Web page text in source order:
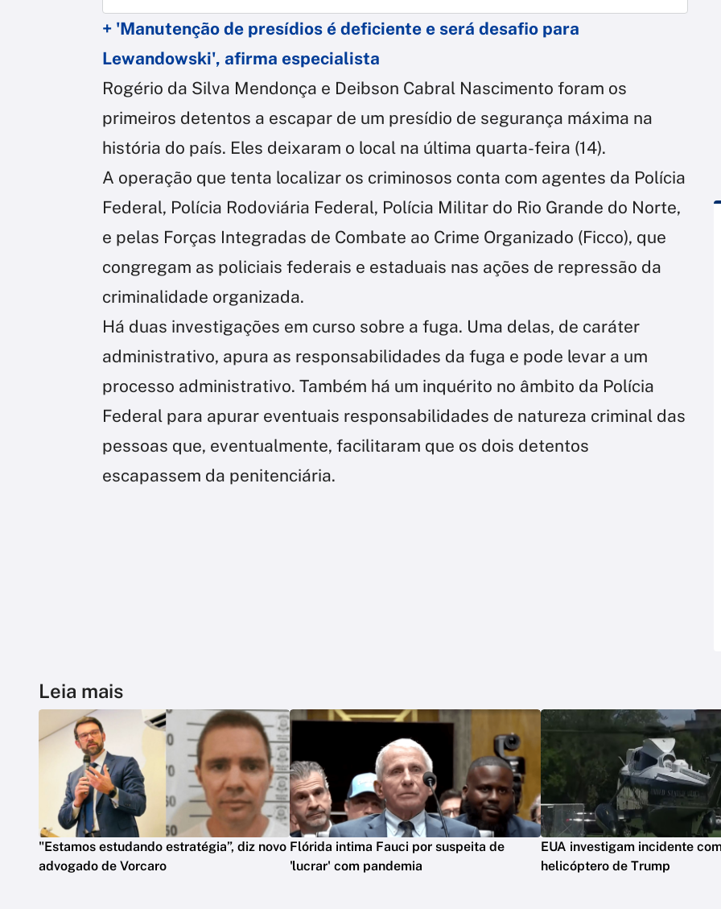
+ 'Manutenção de presídios é deficiente e será desafio para
Lewandowski', afirma especialista
Rogério da Silva Mendonça e Deibson Cabral Nascimento foram os
primeiros detentos a escapar de um presídio de segurança máxima na
história do país. Eles deixaram o local na última quarta-feira (14).
A operação que tenta localizar os criminosos conta com agentes da Polícia
Federal, Polícia Rodoviária Federal, Polícia Militar do Rio Grande do Norte,
e pelas Forças Integradas de Combate ao Crime Organizado (Ficco), que
congregam as policiais federais e estaduais nas ações de repressão da
criminalidade organizada.
Há duas investigações em curso sobre a fuga. Uma delas, de caráter
administrativo, apura as responsabilidades da fuga e pode levar a um
processo administrativo. Também há um inquérito no âmbito da Polícia
Federal para apurar eventuais responsabilidades de natureza criminal das
pessoas que, eventualmente, facilitaram que os dois detentos
escapassem da penitenciária.
Leia mais
"Estamos estudando estratégia”, diz novo
advogado de Vorcaro
Flórida intima Fauci por suspeita de
'lucrar' com pandemia
EUA investigam incidente
helicóptero de Trump